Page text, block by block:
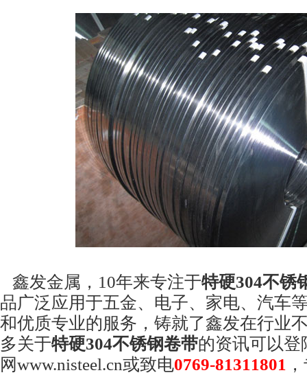
鑫发金属， 10年来专注于特硬304不锈
品广泛应用于五金、电子、家电、汽车
和优质专业的服务，铸就了鑫发在行业
多关于特硬304不锈钢卷带的资讯可以登
网www.nisteel.cn或致电0769-81311801